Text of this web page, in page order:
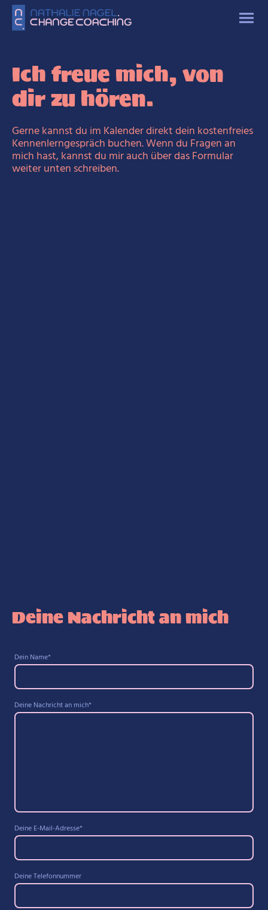
Ich freue mich, von
dir zu hören.
Gerne kannst du im Kalender direkt dein kostenfreies
Kennenlerngespräch buchen. Wenn du Fragen an
mich hast, kannst du mir auch über das Formular
weiter unten schreiben.
Deine Nachricht an mich
Dein Name*
Deine Nachricht an mich*
Deine E-Mail-Adresse*
Deine Telefonnummer